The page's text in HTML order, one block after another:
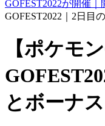
GOFEST2022が開催
GOFEST2022｜2日目
【ポケモン
とボーナ